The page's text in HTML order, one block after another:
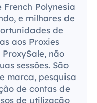
Polynesia
e milhares de
de
aos Proxies
não
sessões. São
marca, pesquisa
de contas de
de utilização